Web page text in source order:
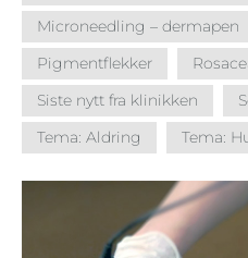
Microneedling – dermapen
Pigmentflekker
Siste nytt fra klinikken
Tema: Aldring
Tema: